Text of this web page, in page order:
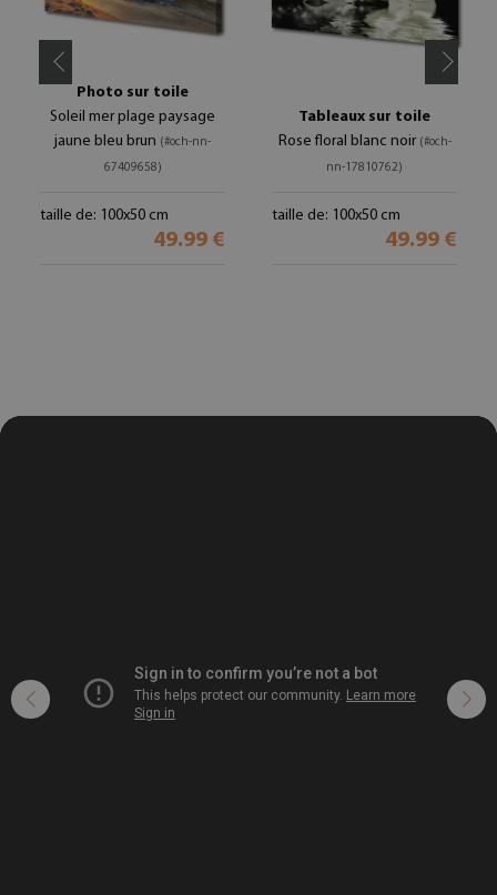
Photo sur toile
Soleil mer plage paysage
jaune bleu brun (#och-nn-
67409658)
taille de: 100x50 cm
49.99 €
Tableaux sur toile
Rose floral blanc noir (#och-
nn-17810762)
taille de: 100x50 cm
49.99 €